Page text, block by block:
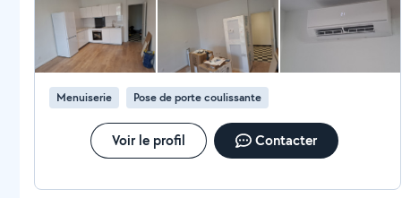
Menuiserie Pose de porte coulissante
Voir le profil Contacter